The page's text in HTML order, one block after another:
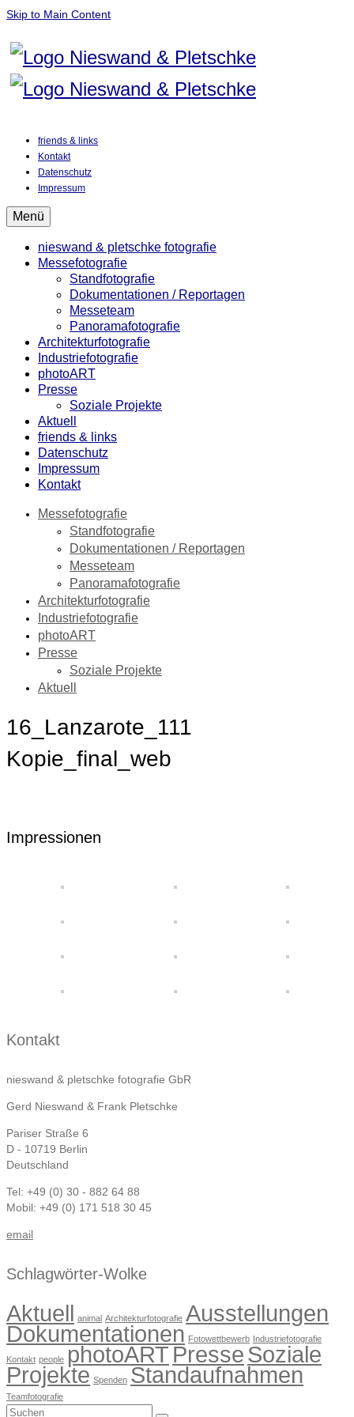
Skip to Main Content
friends & links
Kontakt
Datenschutz
Impressum
Menü
nieswand & pletschke fotografie
Messefotografie
Standfotografie
Dokumentationen / Reportagen
Messeteam
Panoramafotografie
Architekturfotografie
Industriefotografie
photoART
Presse
Soziale Projekte
Aktuell
friends & links
Datenschutz
Impressum
Kontakt
Messefotografie
Standfotografie
Dokumentationen / Reportagen
Messeteam
Panoramafotografie
Architekturfotografie
Industriefotografie
photoART
Presse
Soziale Projekte
Aktuell
16_Lanzarote_111
Kopie_final_web
Impressionen
Kontakt
nieswand & pletschke fotografie GbR
Gerd Nieswand & Frank Pletschke
Pariser Straße 6
D - 10719 Berlin
Deutschland
Tel: +49 (0) 30 - 882 64 88
Mobil: +49 (0) 171 518 30 45
email
Schlagwörter-Wolke
Aktuell animal Architekturfotografie Ausstellungen
Dokumentationen Fotowettbewerb Industriefotografie
Kontakt people photoARTPresseSoziale
Projekte Spenden Standaufnahmen
Teamfotografie
Suchen